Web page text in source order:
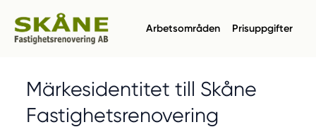
Arbetsområden Prisuppgifter
Märkesidentitet till Skåne
Fastighetsrenovering